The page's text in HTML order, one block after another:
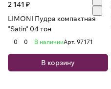
2 141 ₽
LIMONI Пудра компактная
"Satin" 04 тон
0 0 В наличииАрт. 97171
В корзину